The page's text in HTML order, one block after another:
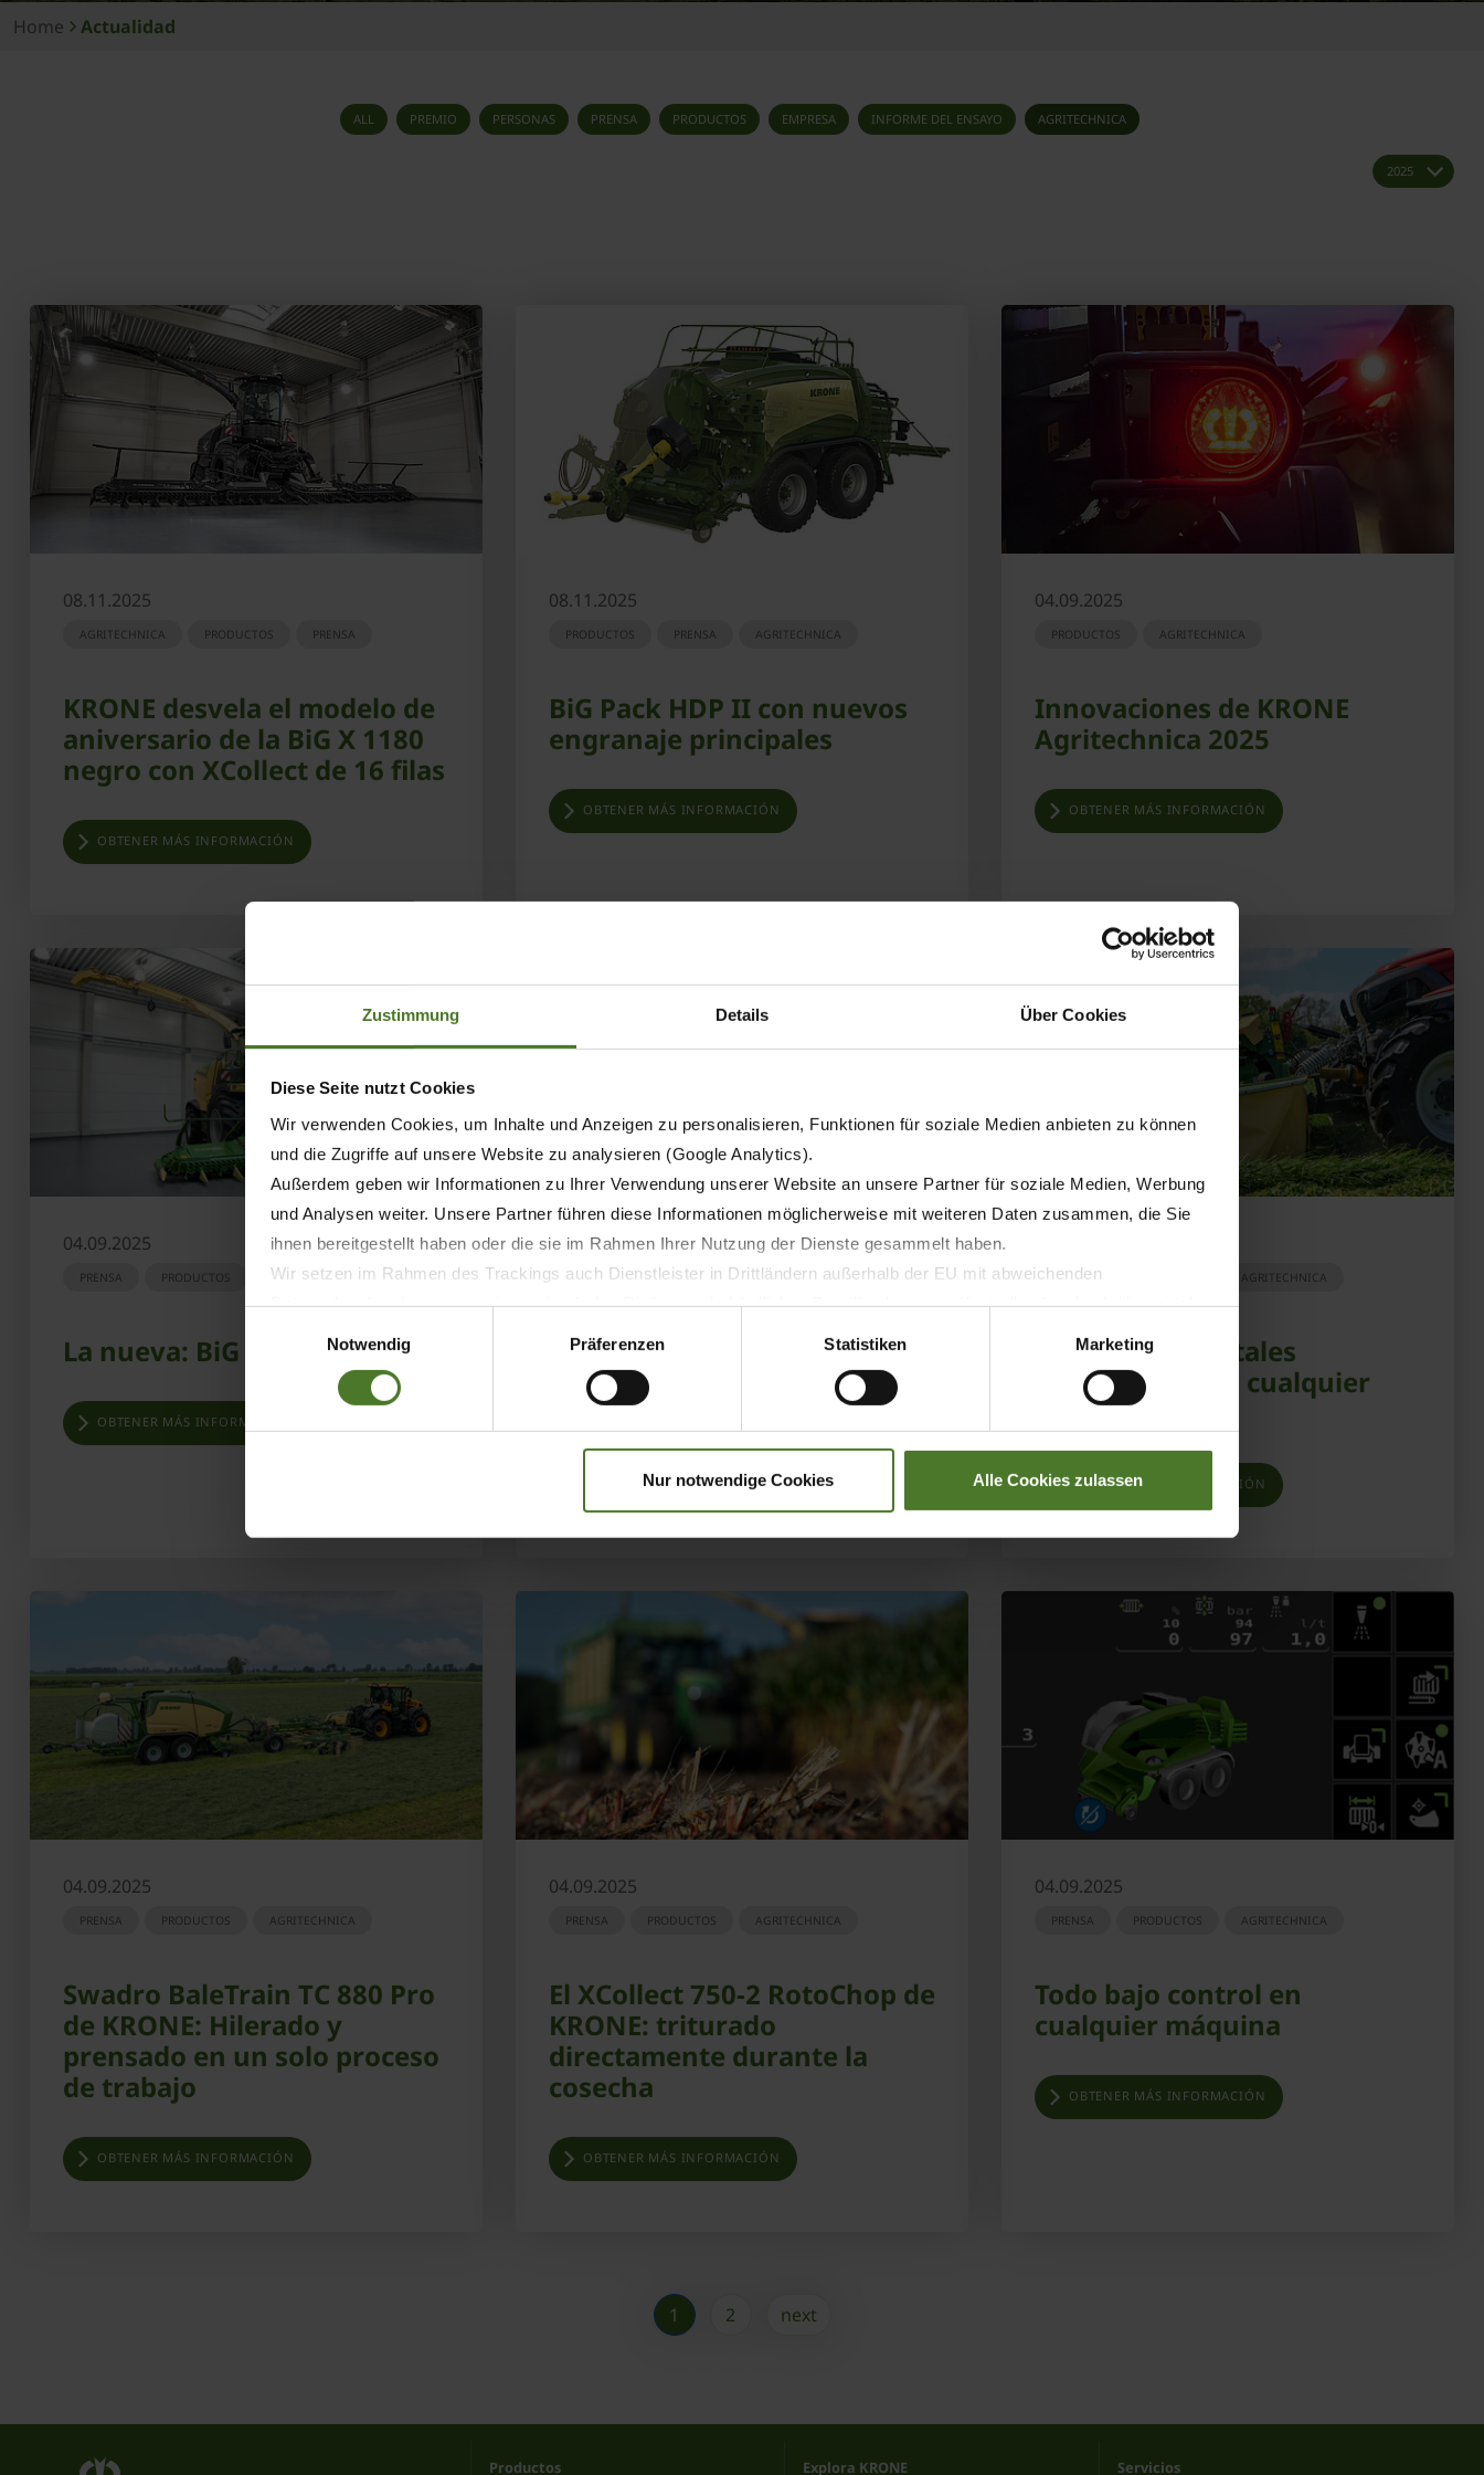
Zustimmung Details Über Cookies
Diese Seite nutzt Cookies
Wir verwenden Cookies, um Inhalte und Anzeigen zu personalisieren, Funktionen für soziale Medien anbieten zu können
und die Zugriffe auf unsere Website zu analysieren (Google Analytics).
Außerdem geben wir Informationen zu Ihrer Verwendung unserer Website an unsere Partner für soziale Medien, Werbung
und Analysen weiter. Unsere Partner führen diese Informationen möglicherweise mit weiteren Daten zusammen, die Sie
ihnen bereitgestellt haben oder die sie im Rahmen Ihrer Nutzung der Dienste gesammelt haben.
Wir setzen im Rahmen des Trackings auch Dienstleister in Drittländern außerhalb der EU mit abweichenden
Datenschutzbestimmungen ein, wodurch das Risiko von behördlichen Zugriffen bzw. von Kontrollverlust bzgl. übermittelter
Daten bestehen kann.
Impressum
Notwendig
Präferenzen Statistiken Marketing
Nur notwendige Cookies Alle Cookies zulassen
Home Actualidad
ALL PREMIO PERSONAS PRENSA PRODUCTOS EMPRESA INFORME DEL ENSAYO AGRITECHNICA
08.11.2025
AGRITECHNICA PRODUCTOS PRENSA
KRONE desvela el modelo de
aniversario de la BiG X 1180
negro con XCollect de 16 filas
OBTENER MÁS INFORMACIÓN
08.11.2025
PRODUCTOS PRENSA AGRITECHNICA
BiG Pack HDP II con nuevos
engranaje principales
OBTENER MÁS INFORMACIÓN
04.09.2025
PRODUCTOS AGRITECHNICA
Innovaciones de KRONE
Agritechnica 2025
OBTENER MÁS INFORMACIÓN
04.09.2025
PRENSA PRODUCTOS AGRITECHNICA
La nueva: BiG X 860
OBTENER MÁS INFORMACIÓN
04.09.2025
PRODUCTOS PRENSA AGRITECHNICA
EasyCut B 1250 Fold: Segar
con la máxima eficiencia
OBTENER MÁS INFORMACIÓN
PRENSA AGRITECHNICA
Segadoras frontales
adecuadas para cualquier
aplicación
OBTENER MÁS INFORMACIÓN
04.09.2025
PRENSA PRODUCTOS AGRITECHNICA
Swadro BaleTrain TC 880 Pro
de KRONE: Hilerado y
prensado en un solo proceso
de trabajo
OBTENER MÁS INFORMACIÓN
04.09.2025
PRENSA PRODUCTOS AGRITECHNICA
El XCollect 750-2 RotoChop de
KRONE: triturado
directamente durante la
cosecha
OBTENER MÁS INFORMACIÓN
04.09.2025
PRENSA PRODUCTOS AGRITECHNICA
Todo bajo control en
cualquier máquina
OBTENER MÁS INFORMACIÓN
1 2 next
Productos Explora KRONE Servicios